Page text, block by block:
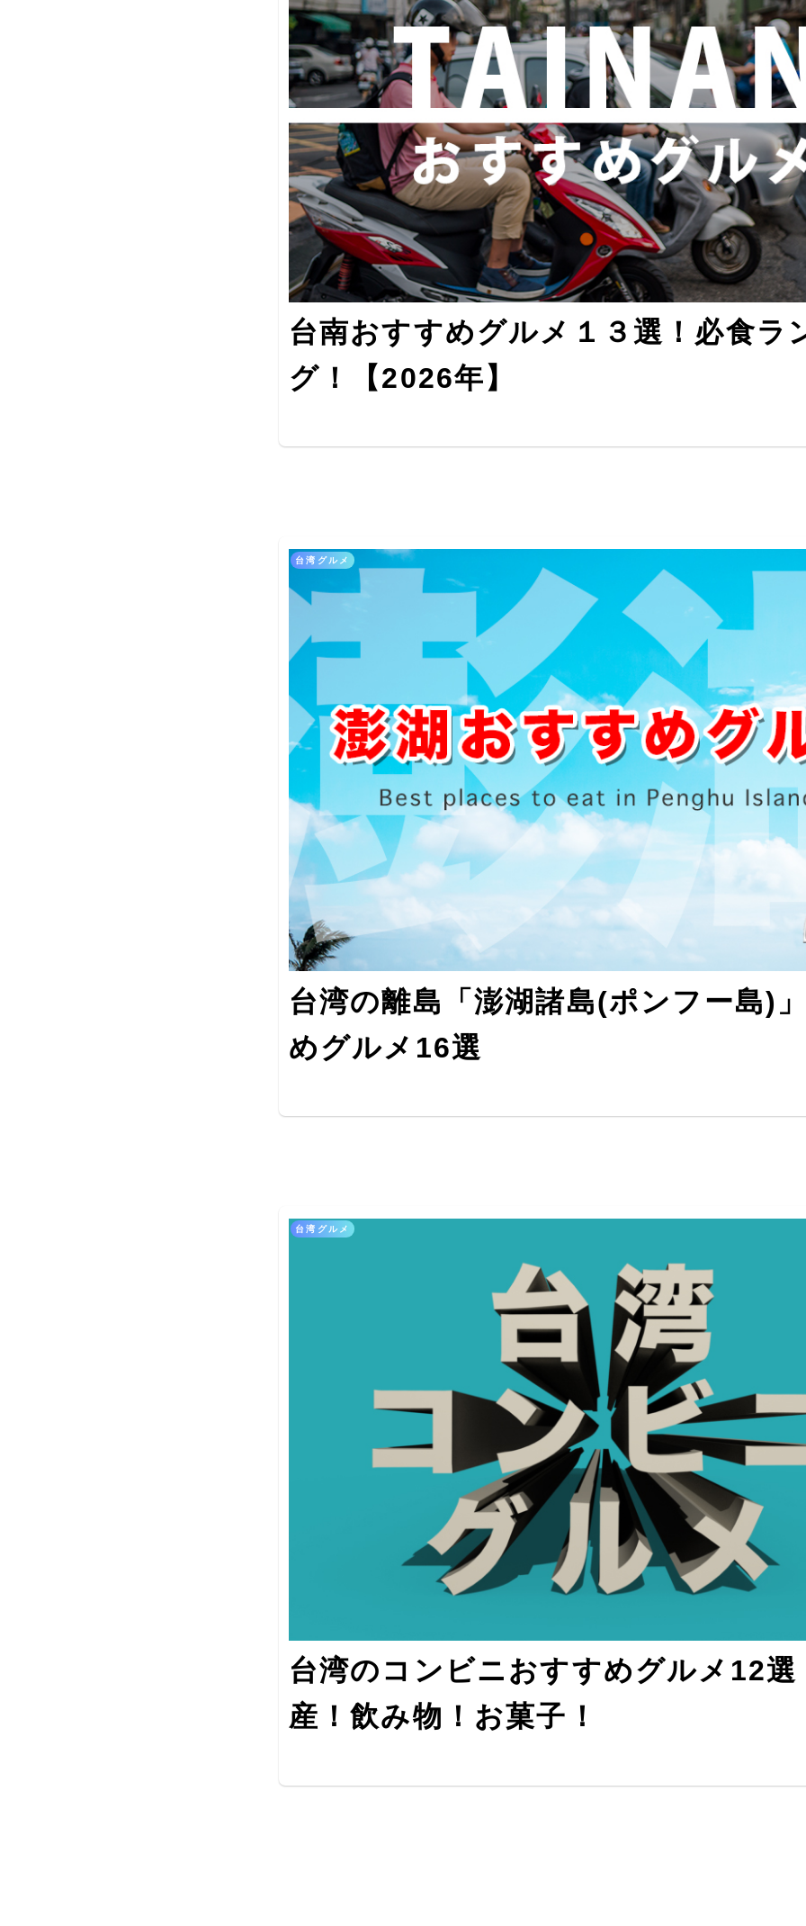
台南おすすめグルメ１３選！必食ラ
グ！【2026年】
台湾グルメ
台湾の離島「澎湖諸島(ポンフー島)
めグルメ16選
台湾グルメ
台湾のコンビニおすすめグルメ12選
産！飲み物！お菓子！